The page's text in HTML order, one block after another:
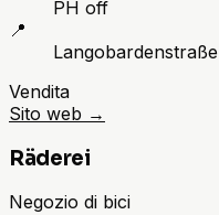
PH off
📍
Vendita
Sito web →
Räderei
Negozio di bici